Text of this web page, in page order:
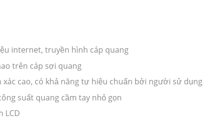
internet, truyền hình cáp quang
trên cáp sợi quang
xác cao, có khả năng tự hiệu chuẩn bởi người sử dụng
suất quang cầm tay nhỏ gọn
LCD